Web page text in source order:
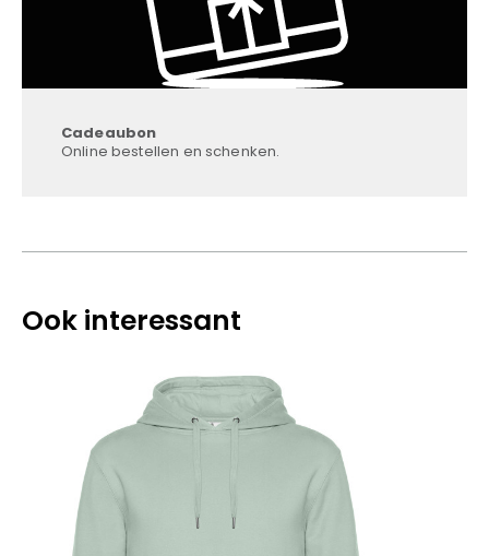
Cadeaubon
Online bestellen en schenken.
Ook interessant